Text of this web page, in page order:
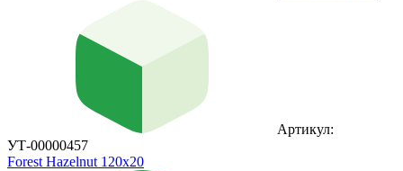
Артикул:
УТ-00000457
Forest Hazelnut 120x20